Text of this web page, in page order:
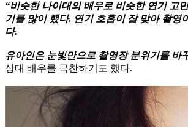
“비슷한 나이대의 배우로 비슷한 연기 고
기를 많이 했다. 연기 호흡이 잘 맞아 촬영
다.
유아인은 눈빛만으로 촬영장 분위기를 바
상대 배우를 극찬하기도 했다.